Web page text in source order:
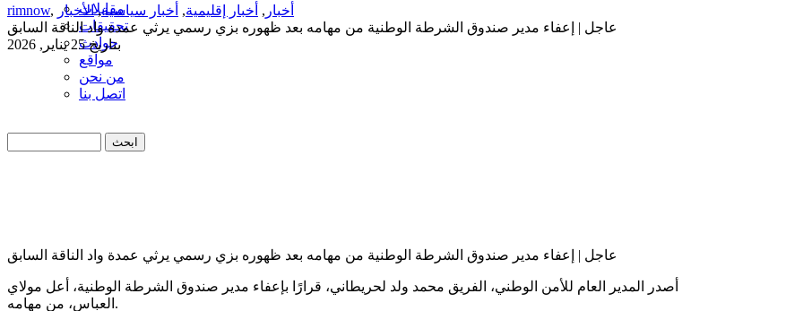
مقابلات
تحقيقات
حوادث
مواقع
من نحن
اتصل بنا
rimnow, أخبار , أخبار إقليمية, أخبار سياسية,الأخبار
عاجل | إعفاء مدير صندوق الشرطة الوطنية من مهامه بعد ظهوره بزي رسمي يرثي عمدة واد الناقة السابق
بتاريخ 25 يناير, 2026
عاجل | إعفاء مدير صندوق الشرطة الوطنية من مهامه بعد ظهوره بزي رسمي يرثي عمدة واد الناقة السابق
أصدر المدير العام للأمن الوطني، الفريق محمد ولد لحريطاني، قرارًا بإعفاء مدير صندوق الشرطة الوطنية، أعل مولاي
العباس، من مهامه.